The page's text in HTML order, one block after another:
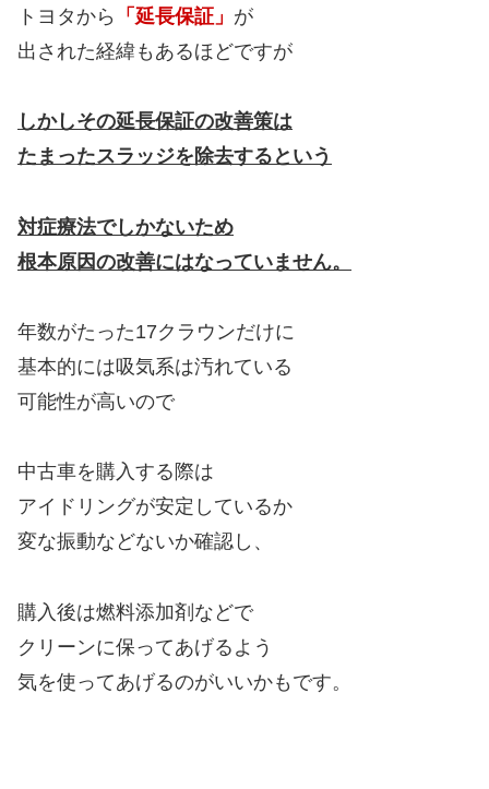
トヨタから 「延長保証」 が
出された経緯もあるほどですが
しかしその延長保証の改善策は
たまったスラッジを除去するという
対症療法でしかないため
根本原因の改善にはなっていません。
年数がたった17クラウンだけに
基本的には吸気系は汚れている
可能性が高いので
中古車を購入する際は
アイドリングが安定しているか
変な振動などないか確認し、
購入後は燃料添加剤などで
クリーンに保ってあげるよう
気を使ってあげるのがいいかもです。